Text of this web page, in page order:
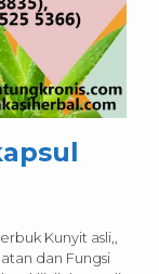
Kunyit asli,,
dan Fungsi